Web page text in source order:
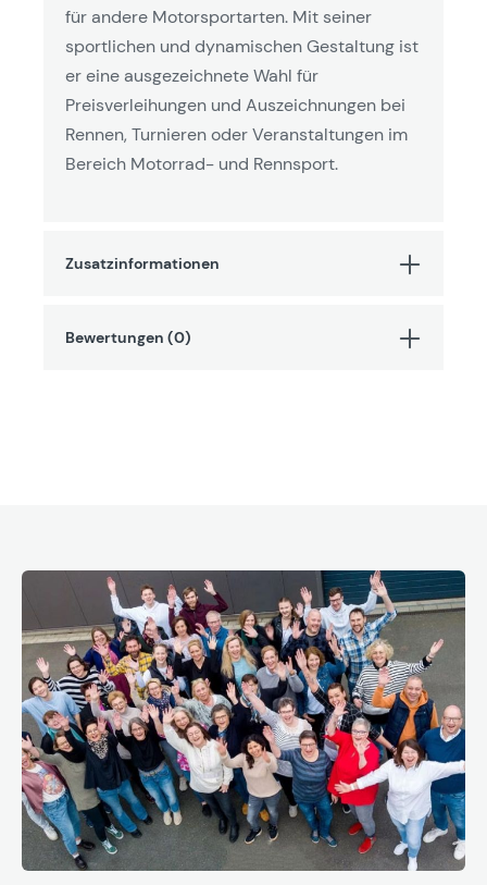
für andere Motorsportarten. Mit seiner
sportlichen und dynamischen Gestaltung ist
er eine ausgezeichnete Wahl für
Preisverleihungen und Auszeichnungen bei
Rennen, Turnieren oder Veranstaltungen im
Bereich Motorrad- und Rennsport.
Zusatzinformationen
Bewertungen (0)